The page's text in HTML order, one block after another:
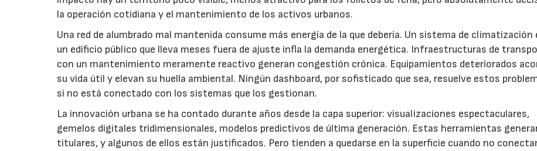
la operación cotidiana y el mantenimiento de los activos urbanos.
Una red de alumbrado mal mantenida consume más energía de la que debería. Un sistema de climatización
un edificio público que lleva meses fuera de ajuste infla la demanda energética. Infraestructuras de
con un mantenimiento meramente reactivo generan congestión crónica. Equipamientos deteriorados
su vida útil y elevan su huella ambiental. Ningún dashboard, por sofisticado que sea, resuelve estos
si no está conectado con los sistemas que los gestionan.
La innovación urbana se ha contado durante años desde la capa superior: visualizaciones espectaculares,
gemelos digitales tridimensionales, modelos predictivos de última generación. Estas herramientas
titulares, y algunos de ellos están justificados. Pero tienden a quedarse en la superficie cuando no